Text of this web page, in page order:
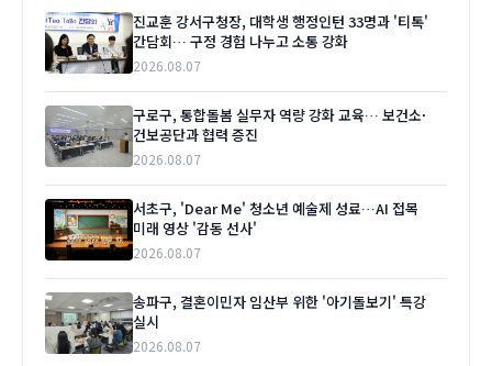
진교훈 강서구청장, 대학생 행정인턴 33명과 '티톡'
간담회… 구정 경험 나누고 소통 강화
2026.08.07
구로구, 통합돌봄 실무자 역량 강화 교육… 보건소·
건보공단과 협력 증진
2026.08.07
서초구, 'Dear Me' 청소년 예술제 성료…AI 접목
미래 영상 '감동 선사'
2026.08.07
송파구, 결혼이민자 임산부 위한 '아기돌보기' 특강
실시
2026.08.07